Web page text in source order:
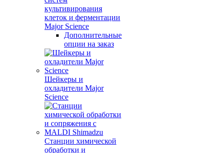
культивирования
клеток и ферментации
Major Science
Дополнительные
опции на заказ
Шейкеры и
охладители Major
Science
Станции химической
обработки и